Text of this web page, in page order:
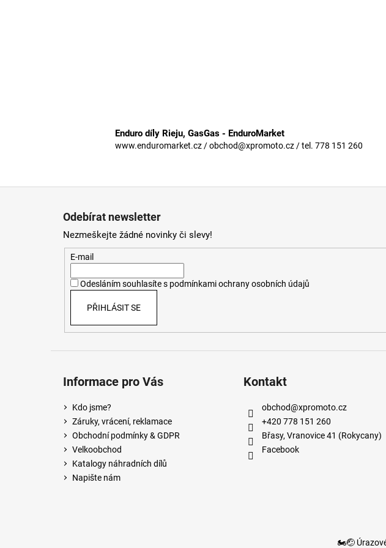
Enduro díly Rieju, GasGas - EnduroMarket
www.enduromarket.cz / obchod@xpromoto.cz / tel. 778 151 260
Odebírat newsletter
Nezmeškejte žádné novinky či slevy!
E-mail
Odesláním souhlasíte s podmínkami ochrany osobních údajů
PŘIHLÁSIT SE
Informace pro Vás
Kdo jsme?
Záruky, vrácení, reklamace
Obchodní podmínky & GDPR
Velkoobchod
Katalogy náhradních dílů
Napište nám
Kontakt
obchod@xpromoto.cz
+420 778 151 260
Břasy, Vranovice 41 (Rokycany)
Facebook
🏍️🤕